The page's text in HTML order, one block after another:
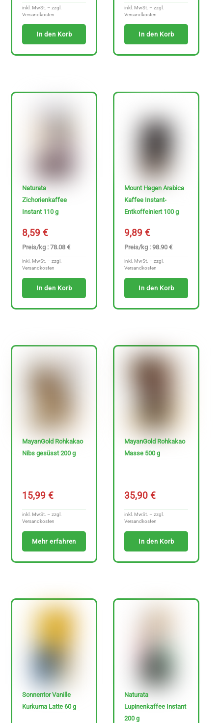
inkl. MwSt. – zzgl.
Versandkosten
In den Korb
inkl. MwSt. – zzgl.
Versandkosten
In den Korb
Naturata
Zichorienkaffee
Instant 110 g
8,59€
Preis/kg : 78.08 €
inkl. MwSt. – zzgl.
Versandkosten
In den Korb
Mount Hagen Arabica
Kaffee Instant-
Entkoffeiniert 100 g
9,89€
Preis/kg : 98.90 €
inkl. MwSt. – zzgl.
Versandkosten
In den Korb
MayanGold Rohkakao
Nibs gesüsst 200 g
15,99€
inkl. MwSt. – zzgl.
Versandkosten
Mehr erfahren
MayanGold Rohkakao
Masse 500 g
35,90€
inkl. MwSt. – zzgl.
Versandkosten
In den Korb
Sonnentor Vanille
Kurkuma Latte 60 g
Naturata
Lupinenkaffee Instant
200 g